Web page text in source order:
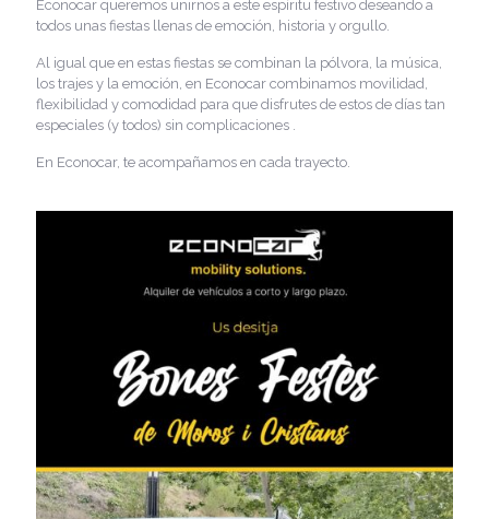
Econocar queremos unirnos a este espíritu festivo deseando a
todos unas fiestas llenas de emoción, historia y orgullo.
Al igual que en estas fiestas se combinan la pólvora, la música,
los trajes y la emoción, en Econocar combinamos movilidad,
flexibilidad y comodidad para que disfrutes de estos de días tan
especiales (y todos) sin complicaciones .
En Econocar, te acompañamos en cada trayecto.